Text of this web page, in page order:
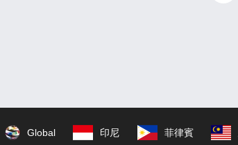
Global 印尼 菲律賓